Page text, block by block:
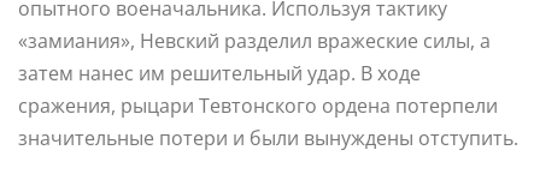
опытного военачальника. Используя тактику
«замиания», Невский разделил вражеские силы, а
затем нанес им решительный удар. В ходе
сражения, рыцари Тевтонского ордена потерпели
значительные потери и были вынуждены отступить.